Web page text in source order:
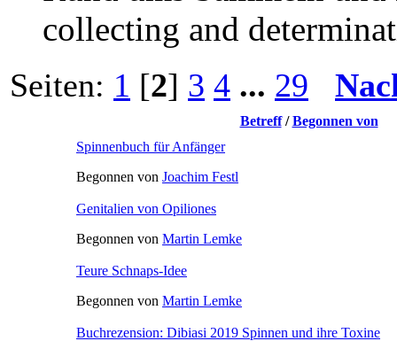
collecting and
Seiten: 1 [2] 3 4 ... 29
Betreff/Begonnen von
Spinnenbuch für Anfänger
Begonnen von Joachim Festl
Genitalien von Opiliones
Begonnen von Martin Lemke
Teure Schnaps-Idee
Begonnen von Martin Lemke
Buchrezension: Dibiasi 2019 Spinnen und ihre Toxine